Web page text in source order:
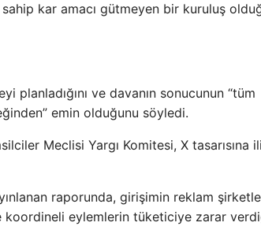
kar amacı gütmeyen bir kuruluş
planladığını ve davanın sonucunun “tüm
emin olduğunu söyledi.
Meclisi Yargı Komitesi, X tasarısına
raporunda, girişimin reklam
koordineli eylemlerin tüketiciye zarar